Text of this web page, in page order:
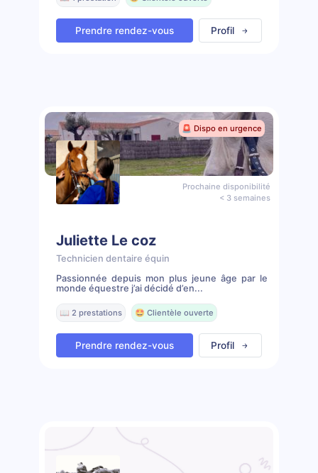
Prendre rendez-vous Profil
🚨 Dispo en urgence
Prochaine disponibilité
< 3 semaines
Juliette Le coz
Technicien dentaire équin
Passionnée depuis mon plus jeune âge par le
monde équestre j’ai décidé d’en...
📖 2 prestations 🤩 Clientèle ouverte
Prendre rendez-vous Profil